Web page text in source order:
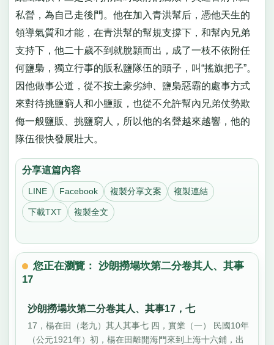
私營，為自己走後門。他在加入青洪幫后，憑他天生的
領導氣質和才能，在青洪幫的幫規支撐下，和幫內兄弟
支持下，他二十歲不到就脫頴而出，成了一枝不依附任
何鹽梟，獨立行事的販私鹽隊伍的頭子，叫“搖旗把子”。
因他做事公道，從不按土豪劣紳、鹽梟惡霸的處事方式
來對待挑鹽窮人和小鹽販，也從不允許幫內兄弟仗勢欺
侮一般鹽販、挑鹽窮人，所以他的名聲越來越響，他的
隊伍很快發展壯大。
分享這篇內容
LINE Facebook 複製分享文案 複製連結
下載TXT 複製全文
您正在瀏覽： 沙朗撈塌坎第二分卷其人、其事
17
沙朗撈塌坎第二分卷其人、其事17，七
17，楊在田（老九）其人其事七 四，實業（一） 民國10年
（公元1921年）初，楊在田離開海門來到上海十六鋪，出